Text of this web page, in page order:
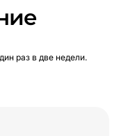
раз в две недели.